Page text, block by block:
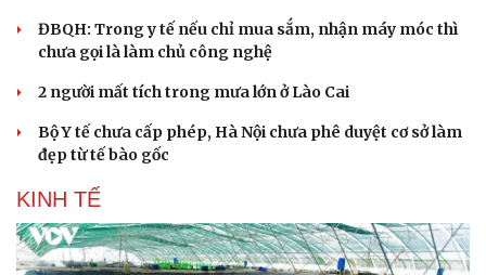
ĐBQH: Trong y tế nếu chỉ mua sắm, nhận máy móc thì
chưa gọi là làm chủ công nghệ
2 người mất tích trong mưa lớn ở Lào Cai
Bộ Y tế chưa cấp phép, Hà Nội chưa phê duyệt cơ sở làm
đẹp từ tế bào gốc
KINH TẾ